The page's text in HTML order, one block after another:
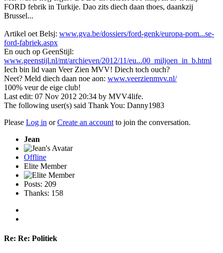
FORD febrik in Turkije. Dao zits diech daan thoes, daankzij
Brussel...
Artikel oet Belsj: www.gva.be/dossiers/ford-genk/europa-pom...se-
ford-fabriek.aspx
En ouch op GeenStijl:
www.geenstijl.nl/mt/archieven/2012/11/eu...00_miljoen_in_b.html
Iech bin lid vaan Veer Zien MVV! Diech toch ouch?
Neet? Meld diech daan noe aon: www.veerzienmvv.nl/
100% veur de eige club!
Last edit: 07 Nov 2012 20:34 by MVV4life.
The following user(s) said Thank You: Danny1983
Please Log in orCreate an account to join the conversation.
Jean
Offline
Elite Member
Posts: 209
Thanks: 158
Re: Re: Politiek